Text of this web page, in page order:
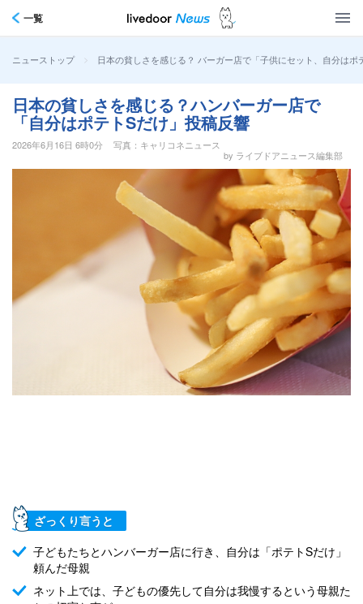
一覧
ニューストップ > 日本の貧しさを感じる？ バーガー店で「子供にセット、自分は
日本の貧しさを感じる？ハンバーガー店で
「自分はポテトSだけ」投稿反響
2026年6月16日 6時0分
写真：キャリコネニュース
by ライブドアニュース編集部
ざっくり言うと
子どもたちとハンバーガー店に行き、自分は「ポテトSだけ」
頼んだ母親
ネット上では、子どもの優先して自分は我慢するという母親た